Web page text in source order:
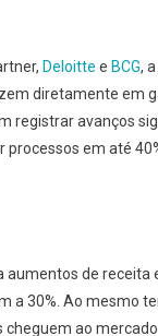
Deloitte e BCG,
diretamente em
registrar avanços
em até
de receita
a 30%. Ao mesmo
ao